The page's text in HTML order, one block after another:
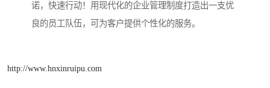
诺，快速行动！用现代化的企业管理制度打造出一支优
良的员工队伍，可为客户提供个性化的服务。
http://www.hnxinruipu.com